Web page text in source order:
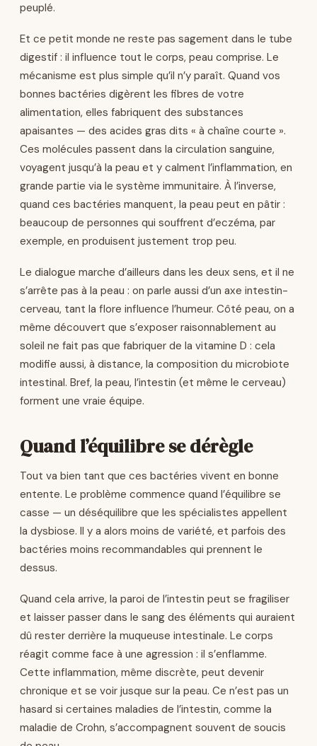
peuplé.
Et ce petit monde ne reste pas sagement dans le tube
digestif : il influence tout le corps, peau comprise. Le
mécanisme est plus simple qu’il n’y paraît. Quand vos
bonnes bactéries digèrent les fibres de votre
alimentation, elles fabriquent des substances
apaisantes — des acides gras dits « à chaîne courte ».
Ces molécules passent dans la circulation sanguine,
voyagent jusqu’à la peau et y calment l’inflammation, en
grande partie via le système immunitaire. À l’inverse,
quand ces bactéries manquent, la peau peut en pâtir :
beaucoup de personnes qui souffrent d’eczéma, par
exemple, en produisent justement trop peu.
Le dialogue marche d’ailleurs dans les deux sens, et il ne
s’arrête pas à la peau : on parle aussi d’un axe intestin-
cerveau, tant la flore influence l’humeur. Côté peau, on a
même découvert que s’exposer raisonnablement au
soleil ne fait pas que fabriquer de la vitamine D : cela
modifie aussi, à distance, la composition du microbiote
intestinal. Bref, la peau, l’intestin (et même le cerveau)
forment une vraie équipe.
Quand l’équilibre se dérègle
Tout va bien tant que ces bactéries vivent en bonne
entente. Le problème commence quand l’équilibre se
casse — un déséquilibre que les spécialistes appellent
la dysbiose. Il y a alors moins de variété, et parfois des
bactéries moins recommandables qui prennent le
dessus.
Quand cela arrive, la paroi de l’intestin peut se fragiliser
et laisser passer dans le sang des éléments qui auraient
dû rester derrière la muqueuse intestinale. Le corps
réagit comme face à une agression : il s’enflamme.
Cette inflammation, même discrète, peut devenir
chronique et se voir jusque sur la peau. Ce n’est pas un
hasard si certaines maladies de l’intestin, comme la
maladie de Crohn, s’accompagnent souvent de soucis